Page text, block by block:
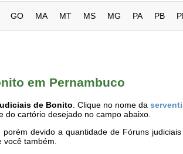
GO MA MT MS MG PA PB
em Pernambuco
de Bonito . Clique no nome da
do cartório desejado no campo abaixo.
devido a quantidade de Fóruns
também.